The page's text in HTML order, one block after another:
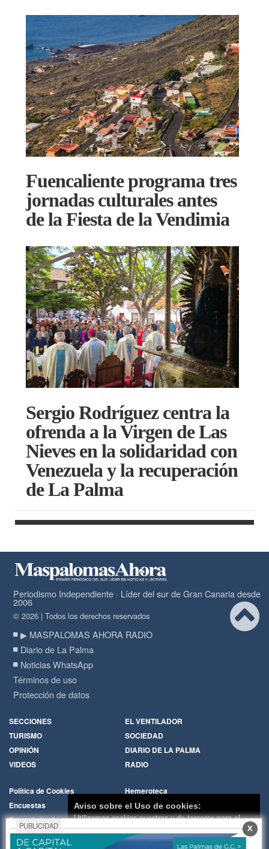
Fuencaliente programa tres
jornadas culturales antes
de la Fiesta de la Vendimia
Sergio Rodríguez centra la
ofrenda a la Virgen de Las
Nieves en la solidaridad con
Venezuela y la recuperación
de La Palma
Periodismo Independiente · Líder del sur de Gran Canaria desde
2006
© 2026 | Todos los derechos reservados
▶ MASPALOMAS AHORA RADIO
Diario de La Palma
Noticias WhatsApp
Términos de uso
Protección de datos
SECCIONES
EL VENTILADOR
TURISMO
SOCIEDAD
OPINIÓN
DIARIO DE LA PALMA
VIDEOS
RADIO
Política de Cookies
Hemeroteca
Encuestas
Cartas de los lectores
Fotos de los lectores
Galerías de imágenes
Temas de actualidad
Principios Editoriales
PUBLICIDAD X
Aviso sobre el Uso de cookies:
Utilizamos cookies nuestras y de terceros para el
funcionamiento del digital. Puedes consultar la lista
de cookies y como desconectarlas.Ver nuestra